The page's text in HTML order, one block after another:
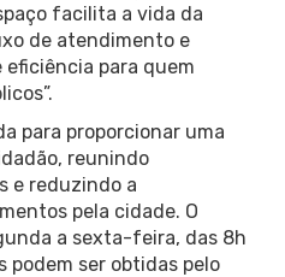
facilita a vida da
de atendimento e
para quem
para proporcionar uma
reunindo
e reduzindo a
pela cidade. O
a sexta-feira, das 8h
podem ser obtidas pelo